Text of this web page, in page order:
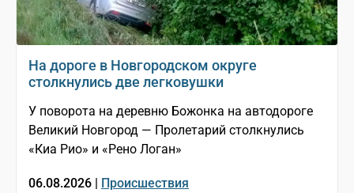
На дороге в Новгородском округе
столкнулись две легковушки
У поворота на деревню Божонка на автодороге
Великий Новгород — Пролетарий столкнулись
«Киа Рио» и «Рено Логан»
06.08.2026 | Происшествия